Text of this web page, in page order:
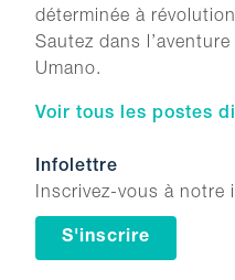
déterminée à
Sautez dans l’aventure
Umano.
Voir tous les postes
Infolettre
Inscrivez-vous à notre
S'inscrire